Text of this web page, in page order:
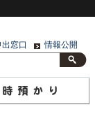
窓口 情報公開